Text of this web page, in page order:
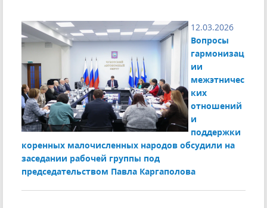
12.03.2026
Вопросы
гармонизац
ии
межэтничес
ких
отношений
и
поддержки
коренных малочисленных народов обсудили на
заседании рабочей группы под
председательством Павла Каргаполова